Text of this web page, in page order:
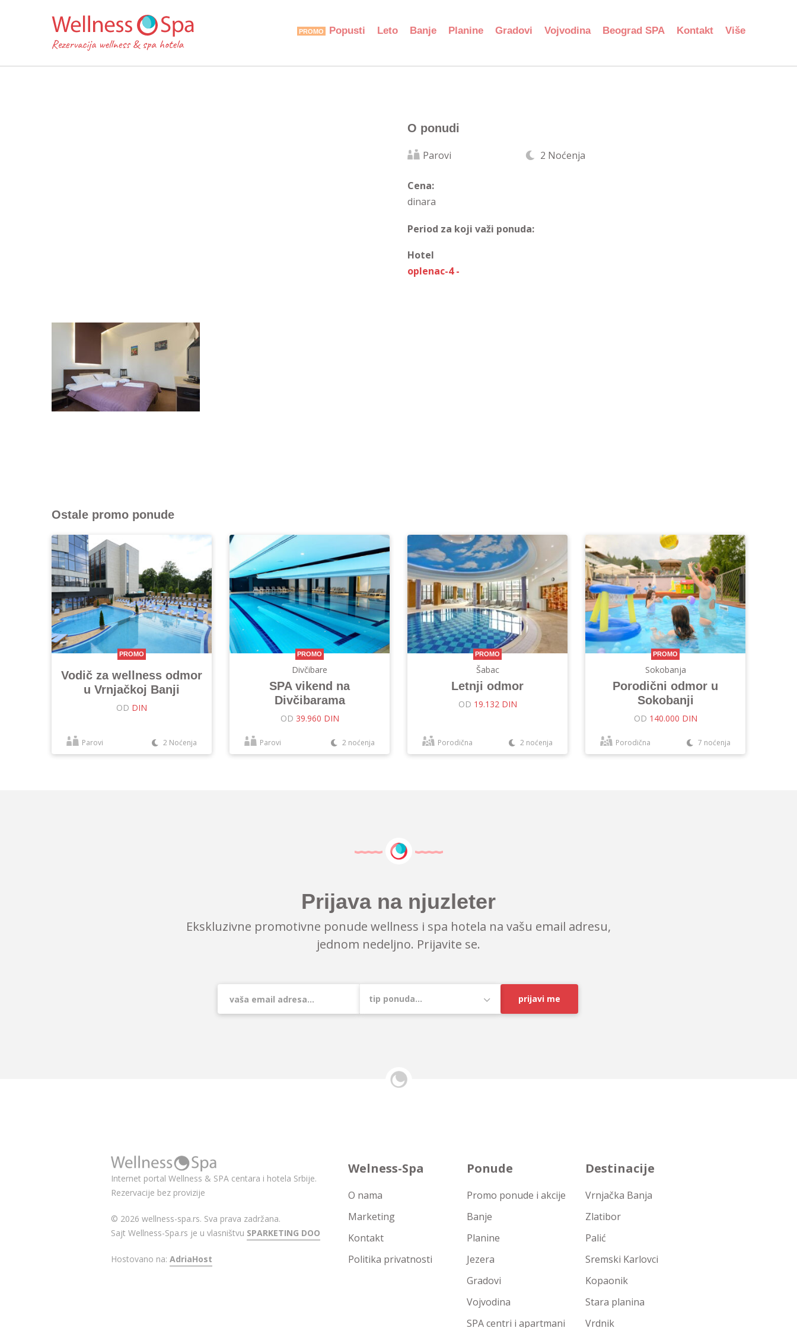
Popusti Leto Banje Planine Gradovi Vojvodina Beograd SPA Kontakt Više
O ponudi
Parovi 2 Noćenja
Cena:
dinara
Period za koji važi ponuda:
Hotel
oplenac-4 -
Ostale promo ponude
PROMO
Vodič za wellness odmor
u Vrnjačkoj Banji
OD DIN
Parovi 2 Noćenja
PROMO
Divčibare
SPA vikend na
Divčibarama
OD 39.960 DIN
Parovi 2 noćenja
PROMO
Šabac
Letnji odmor
OD 19.132 DIN
Porodična 2 noćenja
PROMO
Sokobanja
Porodični odmor u
Sokobanji
OD 140.000 DIN
Porodična 7 noćenja
Prijava na njuzleter
Ekskluzivne promotivne ponude wellness i spa hotela na vašu email adresu,
jednom nedeljno. Prijavite se.
prijavi me
Internet portal Wellness & SPA centara i hotela Srbije.
Rezervacije bez provizije
© 2026 wellness-spa.rs. Sva prava zadržana.
Sajt Wellness-Spa.rs je u vlasništvu SPARKETING DOO
Hostovano na: AdriaHost
Welness-Spa
O nama
Marketing
Kontakt
Politika privatnosti
Ponude
Promo ponude i akcije
Banje
Planine
Jezera
Gradovi
Vojvodina
SPA centri i apartmani
Destinacije
Vrnjačka Banja
Zlatibor
Palić
Sremski Karlovci
Kopaonik
Stara planina
Vrdnik